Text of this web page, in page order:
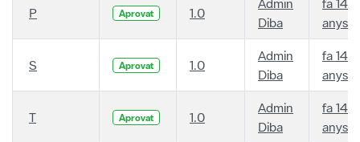
P Aprovat 1.0
Diba
anys
S Aprovat 1.0
Admin
Diba
fa 14
anys
T Aprovat 1.0
Admin
Diba
fa 14
anys